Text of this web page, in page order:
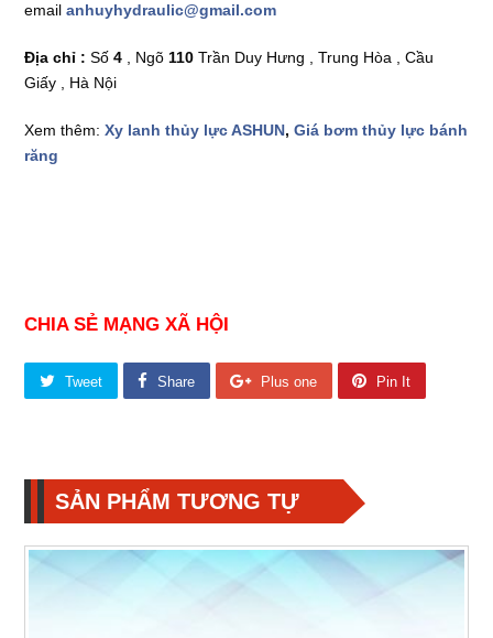
emailanhuyhydraulic@gmail.com
Địa chỉ : Số4 , Ngõ110 Trần Duy Hưng , Trung Hòa , Cầu
Giấy , Hà Nội
Xem thêm:Xy lanh thủy lực ASHUN,Giá bơm thủy lực bánh
răng
CHIA SẺ MẠNG XÃ HỘI
Tweet Share Plus one Pin It
SẢN PHẨM TƯƠNG TỰ